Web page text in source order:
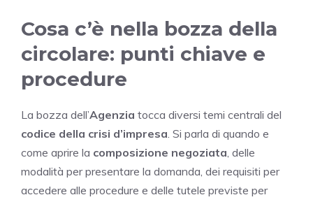
Cosa c’è nella bozza della
circolare: punti chiave e
procedure
La bozza dell’Agenzia tocca diversi temi centrali del
codice della crisi d’impresa . Si parla di quando e
come aprire la composizione negoziata , delle
modalità per presentare la domanda, dei requisiti per
accedere alle procedure e delle tutele previste per